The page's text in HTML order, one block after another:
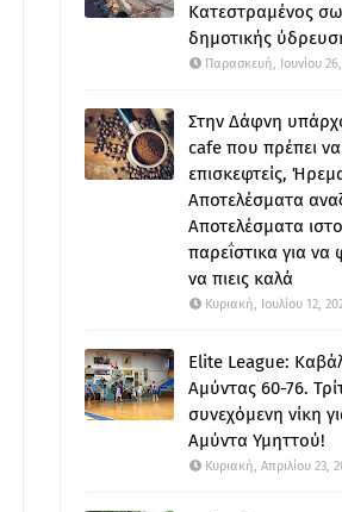
Κατεστραμένος
δημοτικής
Παρασκευή, Ιουνίου
Στην Δάφνη
cafe που πρέπει να
επισκεφτείς,
Αποτελέσματα
Αποτελέσματα
παρεΐστικα για να
να πιεις καλά
Κυριακή, Ιουλίου 12,
Elite League:
Αμύντας 60-76.
συνεχόμενη νίκη
Αμύντα Υμηττού!
Κυριακή, Απριλίου 23,